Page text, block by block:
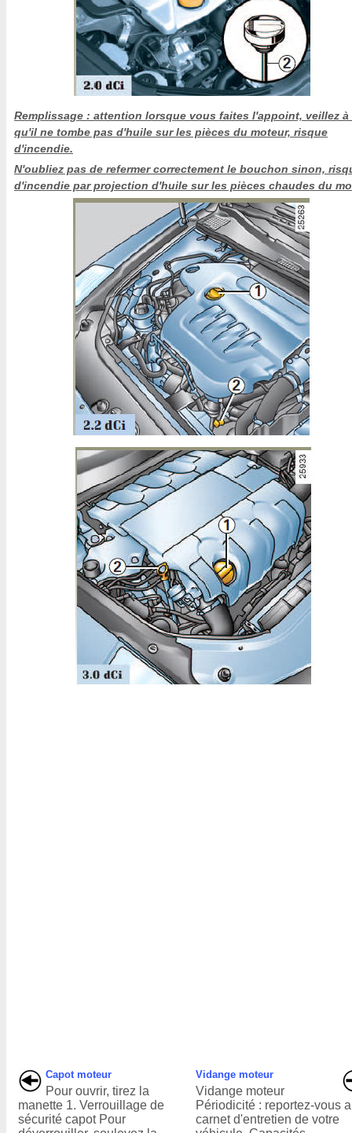
Remplissage : attention lorsque vous faites l'appoint, veillez à
qu'il ne tombe pas d'huile sur les pièces du moteur, risque
d'incendie.
N'oubliez pas de refermer correctement le bouchon sinon,
d'incendie par projection d'huile sur les pièces chaudes du
Capot moteur
Pour ouvrir, tirez la
manette 1. Verrouillage de
sécurité capot Pour
Vidange moteur
Vidange moteur
Périodicité : reportez-vous
carnet d'entretien de votre